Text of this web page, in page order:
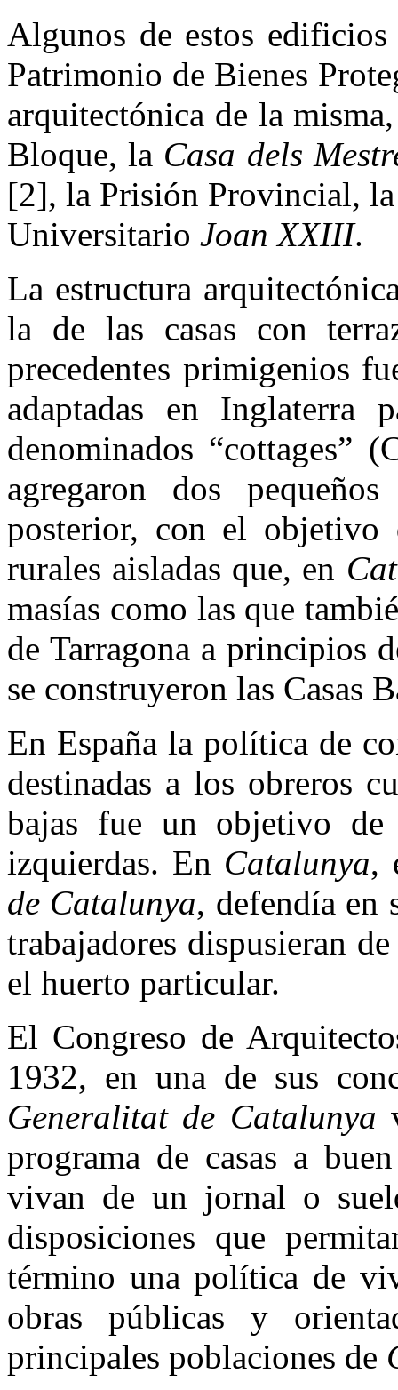
Algunos de estos
Patrimonio de Bienes
arquitectónica de la
Bloque, la Casa dels
[2], la Prisión Provincial,
Universitario Joan XXIII.
La estructura
la de las casas con
precedentes primigenios
adaptadas en Inglaterra
denominados “cottages”
agregaron dos
posterior, con el objetivo
rurales aisladas que, en
masías como las que
de Tarragona a principios
se construyeron las Casas
En España la política de
destinadas a los obreros
bajas fue un objetivo
izquierdas. En Catalunya,
de Catalunya, defendía en
trabajadores dispusieran de
el huerto particular.
El Congreso de
1932, en una de sus
Generalitat de Catalunya
programa de casas a
vivan de un jornal o
disposiciones que
término una política de
obras públicas y
principales poblaciones de